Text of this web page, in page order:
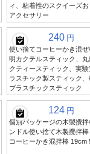
ィ、粘着性のスクイーズお
アクセサリー
240 円
使い捨てコーヒーかき混ぜ
明カクテルスティック、
クティースティック、実
ラスチック製スティック、
プラスチックスティック
124 円
個別パッケージの木製攪
ンドル使い捨て木製攪拌
コーヒーかき混拌棒 19cm